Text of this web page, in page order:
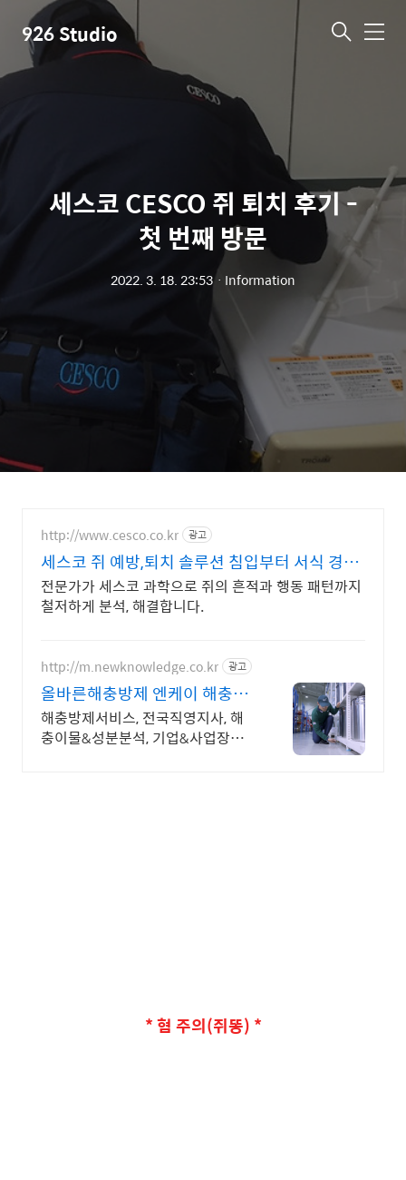
926 Studio 메
세스코 CESCO 쥐 퇴치 후기 -
첫 번째 방문
2022. 3. 18. 23:53ㆍ Information
http://www.cesco.co.kr 광고
세스코 쥐 예방,퇴치 솔루션 침입부터 서식 경로
까지 파악
전문가가 세스코 과학으로 쥐의 흔적과 행동 패턴까지
철저하게 분석, 해결합니다.
http://m.newknowledge.co.kr 광고
올바른해충방제 엔케이 해충방
제의 올바른선택!
해충방제서비스, 전국직영지사, 해
충이물&성분분석, 기업&사업장방
* 혐 주의(쥐똥) *